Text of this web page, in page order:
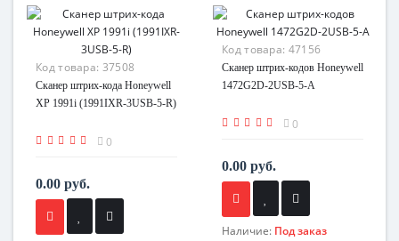
Код товара: 37508
Сканер штрих-кода Honeywell
XP 1991i (1991IXR-3USB-5-R)
0
0.00 руб.
Код товара: 47156
Сканер штрих-кодов Honeywell
1472G2D-2USB-5-A
0
0.00 руб.
Наличие: Под заказ